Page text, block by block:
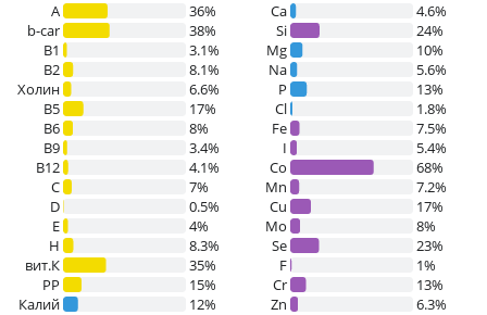
A
36%
b-car
38%
В1
3.1%
B2
8.1%
Холин
6.6%
B5
17%
B6
8%
B9
3.4%
B12
4.1%
C
7%
D
0.5%
E
4%
H
8.3%
вит.К
35%
PP
15%
Калий
12%
Ca
4.6%
Si
24%
Mg
10%
Na
5.6%
P
13%
Cl
1.8%
Fe
7.5%
I
5.4%
Co
68%
Mn
7.2%
Cu
17%
Mo
8%
Se
23%
F
1%
Cr
13%
Zn
6.3%